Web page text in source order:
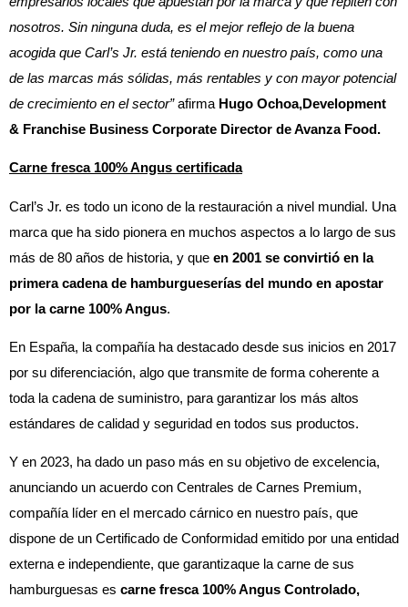
nosotros. Sin ninguna duda, es el mejor reflejo de la buena
acogida que Carl’s Jr. está teniendo en nuestro país, como una
de las marcas más sólidas, más rentables y con mayor potencial
de crecimiento en el sector”afirma Hugo Ochoa,Development
& Franchise Business Corporate Director de Avanza Food.
Carne fresca 100% Angus certificada
Carl’s Jr. es todo un icono de la restauración a nivel mundial. Una
marca que ha sido pionera en muchos aspectos a lo largo de sus
más de 80 años de historia, y que en 2001 se convirtió en la
primera cadena de hamburgueserías del mundo en apostar
por la carne 100% Angus.
En España, la compañía ha destacado desde sus inicios en 2017
por su diferenciación, algo que transmite de forma coherente a
toda la cadena de suministro, para garantizar los más altos
estándares de calidad y seguridad en todos sus productos.
Y en 2023, ha dado un paso más en su objetivo de excelencia,
anunciando un acuerdo con Centrales de Carnes Premium,
compañía líder en el mercado cárnico en nuestro país, que
dispone de un Certificado de Conformidad emitido por una entidad
externa e independiente, que garantizaque la carne de sus
hamburguesas es carne fresca 100% Angus Controlado,